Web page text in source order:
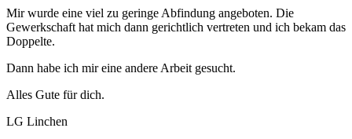
Mir wurde eine viel zu geringe Abfindung angeboten. Die
Gewerkschaft hat mich dann gerichtlich vertreten und ich bekam das
Doppelte.
Dann habe ich mir eine andere Arbeit gesucht.
Alles Gute für dich.
LG Linchen